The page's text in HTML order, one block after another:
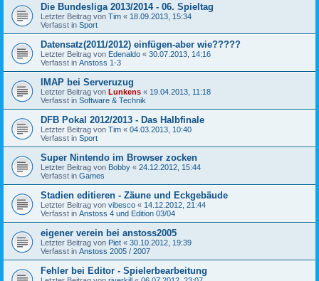
Die Bundesliga 2013/2014 - 06. Spieltag
Letzter Beitrag von Tim « 18.09.2013, 15:34
Verfasst in Sport
Datensatz(2011/2012) einfügen-aber wie?????
Letzter Beitrag von Edenaldo « 30.07.2013, 14:16
Verfasst in Anstoss 1-3
IMAP bei Serveruzug
Letzter Beitrag von Lunkens « 19.04.2013, 11:18
Verfasst in Software & Technik
DFB Pokal 2012/2013 - Das Halbfinale
Letzter Beitrag von Tim « 04.03.2013, 10:40
Verfasst in Sport
Super Nintendo im Browser zocken
Letzter Beitrag von Bobby « 24.12.2012, 15:44
Verfasst in Games
Stadien editieren - Zäune und Eckgebäude
Letzter Beitrag von vibesco « 14.12.2012, 21:44
Verfasst in Anstoss 4 und Edition 03/04
eigener verein bei anstoss2005
Letzter Beitrag von Piet « 30.10.2012, 19:39
Verfasst in Anstoss 2005 / 2007
Fehler bei Editor - Spielerbearbeitung